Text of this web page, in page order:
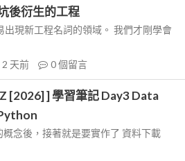
後衍生的工程
現新工程名詞的領域。 我們才剛學會
2 天前 0個留言
[2026] ] 學習筆記 Day3 Data
念後，接著就是要實作了 資料下載